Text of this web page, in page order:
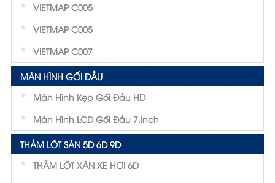
VIETMAP C005
VIETMAP C005
VIETMAP C007
MÀN HÌNH GỐI ĐẦU
Màn Hình Kẹp Gối Đầu HD
Màn Hình LCD Gối Đầu 7.inch
THẢM LÓT SÀN 5D 6D 9D
THẢM LÓT XÀN XE HƠI 6D